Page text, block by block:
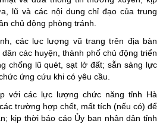
lũ và các nội dung chỉ đạo của trung
chủ động phòng tránh.
các lực lượng vũ trang trên địa bàn
các huyện, thành phố chủ động triển
chống lũ quét, sạt lở đất; sẵn sàng lực
ứng cứu khi có yêu cầu.
với các lực lượng chức năng tỉnh Hà
trường hợp chết, mất tích (nếu có) để
kịp thời báo cáo Ủy ban nhân dân tỉnh